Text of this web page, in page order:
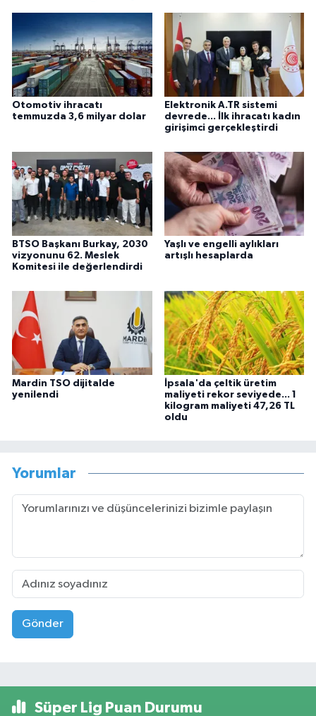
Otomotiv ihracatı
temmuzda 3,6 milyar dolar
Elektronik A.TR sistemi
devrede... İlk ihracatı kadın
girişimci gerçekleştirdi
BTSO Başkanı Burkay, 2030
vizyonunu 62. Meslek
Komitesi ile değerlendirdi
Yaşlı ve engelli aylıkları
artışlı hesaplarda
Mardin TSO dijitalde
yenilendi
İpsala'da çeltik üretim
maliyeti rekor seviyede... 1
kilogram maliyeti 47,26 TL
oldu
Yorumlar
Gönder
Süper Lig Puan Durumu